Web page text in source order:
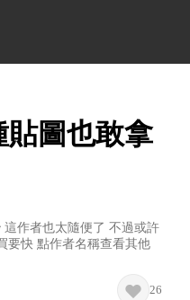
貼圖也敢拿
作者也太隨便了 不過或許
要快 點作者名稱查看其他
26